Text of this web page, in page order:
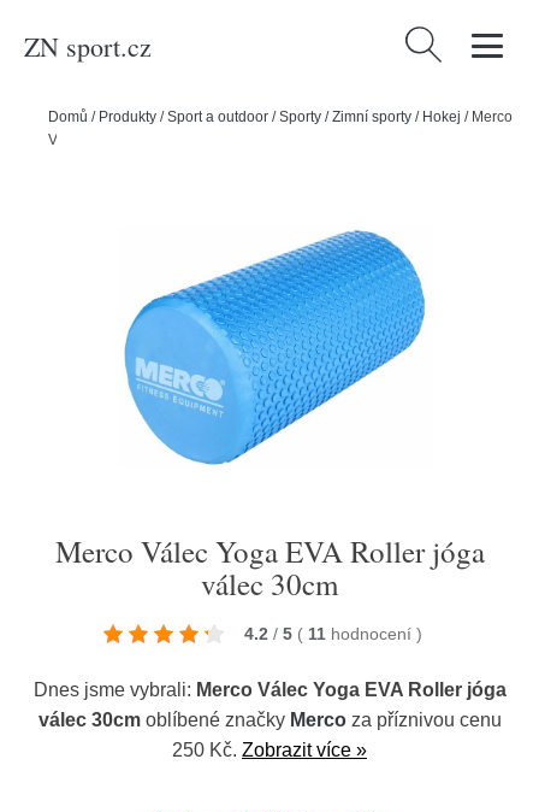
ZN sport.cz Vyhledávání
Domů / Produkty /Sport a outdoor /Sporty /Zimní sporty / Hokej / Merco
Válec Yoga EVA Roller jóga válec 30cm
Merco Válec Yoga EVA Roller jóga
válec 30cm
4.2 / 5 ( 11 hodnocení )
Dnes jsme vybrali: Merco Válec Yoga EVA Roller jóga
válec 30cmoblíbené značky Mercoza příznivou cenu
250 Kč. Zobrazit více »